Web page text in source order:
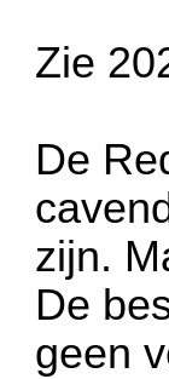
Zie
De
zijn.
De
geen